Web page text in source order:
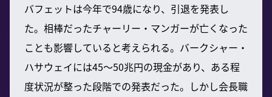
バフェットは今年で94歳になり、引退を発表し
た。相棒だったチャーリー・マンガーが亡くなった
ことも影響していると考えられる。バークシャー・
ハサウェイには45〜50兆円の現金があり、ある程
度状況が整った段階での発表だった。しかし会長職